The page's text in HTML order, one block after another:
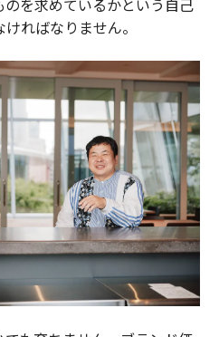
を求めているかという自己
ればなりません。